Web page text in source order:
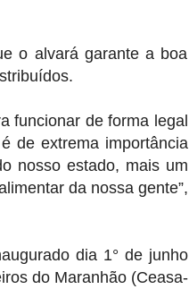
o alvará garante a boa
funcionar de forma legal
de extrema importância
nosso estado, mais um
da nossa gente”,
dia 1° de junho
do Maranhão (Ceasa-